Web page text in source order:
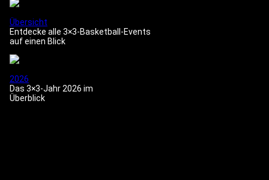
Übersicht
Entdecke alle 3×3-Basketball-Events
auf einen Blick
2026
Das 3×3-Jahr 2026 im
Überblick